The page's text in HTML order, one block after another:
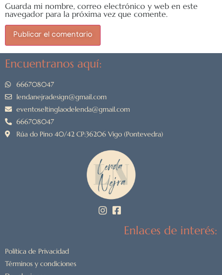
Guarda mi nombre, correo electrónico y web en este
navegador para la próxima vez que comente.
Encuentranos aquí:
666708047
lendanejradesign@gmail.com
eventoseltinglaodelenda@gmail.com
666708047
Rúa do Pino 40/42 CP:36206 Vigo (Pontevedra)
Enlaces de interés:
Política de Privacidad
Términos y condiciones